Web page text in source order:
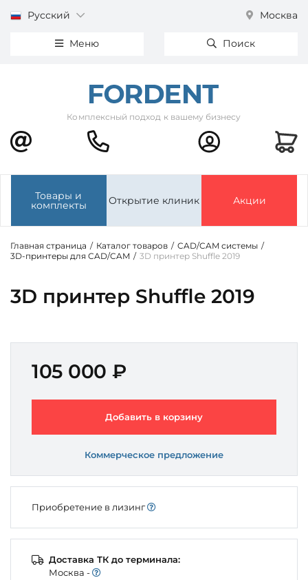
Русский Москва
Меню Поиск
Комплексный подход к вашему бизнесу
Товары и
комплекты Открытие клиник Акции
Главная страница / Каталог товаров / CAD/CAM системы /
3D-принтеры для CAD/CAM / 3D принтер Shuffle 2019
3D принтер Shuffle 2019
105 000 ₽
Добавить в корзину
Коммерческое предложение
Приобретение в лизинг
Доставка ТК до терминала:
Моcква -